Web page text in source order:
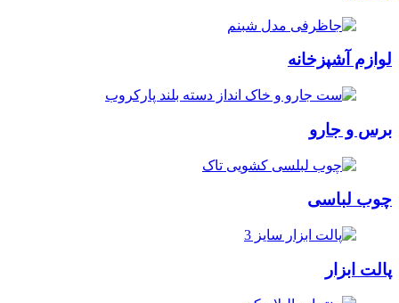
لوازم آشپزخانه
برس و جارو
چوب لباسی
پالت ابزار